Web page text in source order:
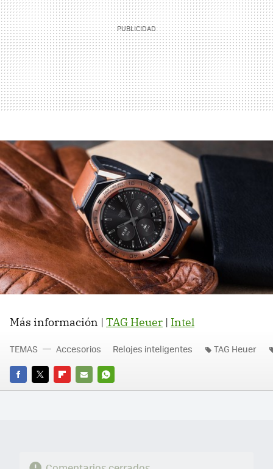
Más información | TAG Heuer | Intel
FACEBOOK
TWITTERFLIPBOARD
E-
WHATSAPP
TEMAS Accesorios Relojes inteligentes TAG Heuer